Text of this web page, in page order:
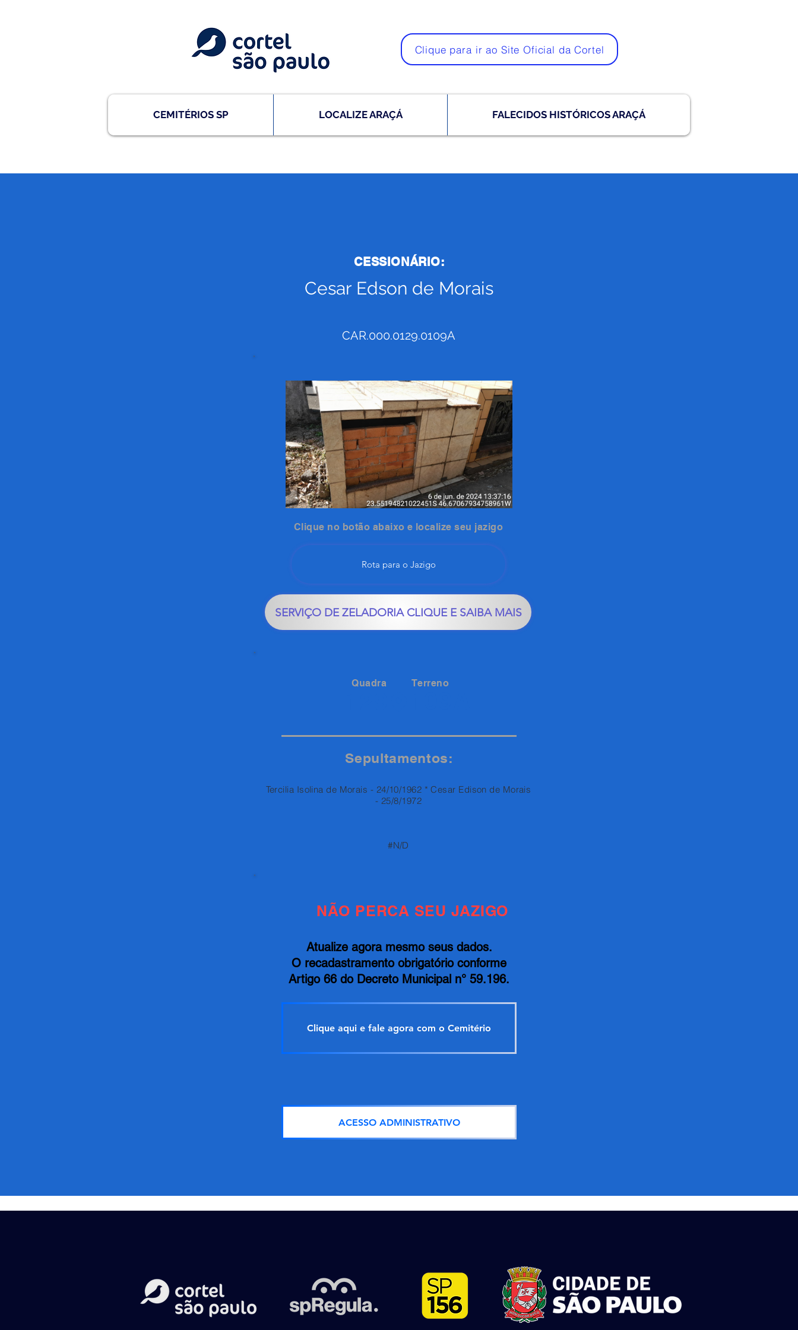
Clique para ir ao Site Oficial da Cortel
CEMITÉRIOS SP LOCALIZE ARAÇÁ FALECIDOS HISTÓRICOS ARAÇÁ
CESSIONÁRIO:
Cesar Edson de Morais
CAR.000.0129.0109A
Clique no botão abaixo e localize seu jazigo
Rota para o Jazigo
SERVIÇO DE ZELADORIA CLIQUE E SAIBA MAIS
Quadra Terreno
Sepultamentos:
Tercilia Isolina de Morais - 24/10/1962 * Cesar Edison de Morais
- 25/8/1972
#N/D
NÃO PERCA SEU JAZIGO
Atualize agora mesmo seus dados.
O recadastramento obrigatório conforme
Artigo 66 do Decreto Municipal n° 59.196.
Clique aqui e fale agora com o Cemitério
ACESSO ADMINISTRATIVO